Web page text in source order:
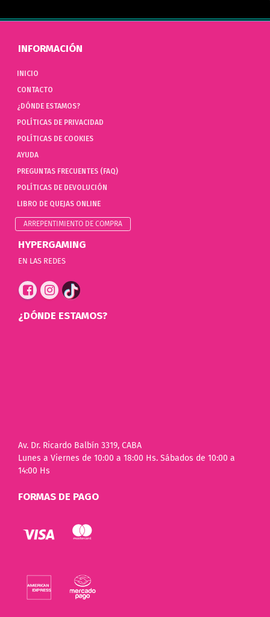
INFORMACIÓN
INICIO
CONTACTO
¿DÓNDE ESTAMOS?
POLÍTICAS DE PRIVACIDAD
POLÍTICAS DE COOKIES
AYUDA
PREGUNTAS FRECUENTES (FAQ)
POLÍTICAS DE DEVOLUCIÓN
LIBRO DE QUEJAS ONLINE
ARREPENTIMIENTO DE COMPRA
HYPERGAMING
EN LAS REDES
¿DÓNDE ESTAMOS?
Av. Dr. Ricardo Balbín 3319, CABA
Lunes a Viernes de 10:00 a 18:00 Hs. Sábados de 10:00 a
14:00 Hs
FORMAS DE PAGO